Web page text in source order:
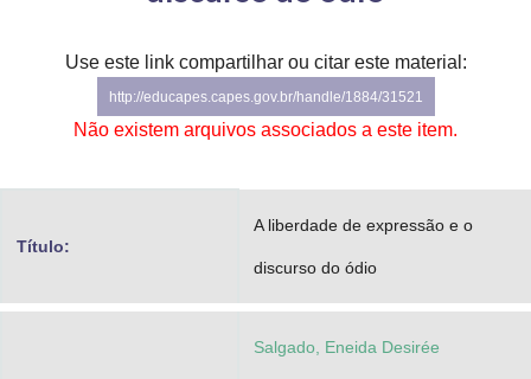
Secretaria-GeralUse este link compartilhar ou citar este material:
http://educapes.capes.gov.br/handle/1884/31521
Não existem arquivos associados a este item.
Título:
A liberdade de expressão e o
discurso do ódio
Salgado, Eneida Desirée